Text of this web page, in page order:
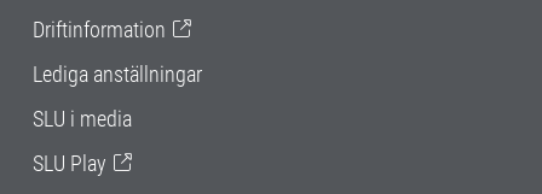
Driftinformation
Lediga anställningar
SLU i media
SLU Play